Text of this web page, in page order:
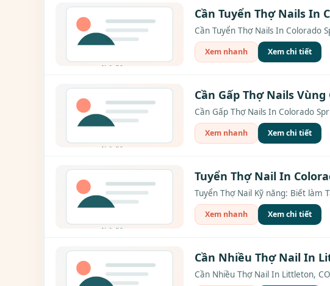
Cần Tuyển Thợ Nails In
Cần Tuyển Thợ Nails In Colorado
Xem nhanh Xem chi tiết
Cần Gấp Thợ Nails Vùng
Cần Gấp Thợ Nails In Colorado
Xem nhanh Xem chi tiết
Tuyển Thợ Nail In
Tuyển Thợ Nail Kỹ năng: Biết làm
Xem nhanh Xem chi tiết
Cần Nhiều Thợ Nail In
Cần Nhiều Thợ Nail In Littleton,